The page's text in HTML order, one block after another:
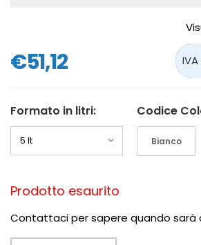
€51,12
Formato in litri: Codice
Bianco
Prodotto esaurito
Contattaci per sapere quando sarà